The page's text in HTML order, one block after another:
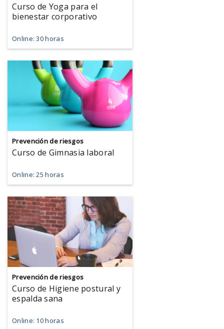
Curso de Yoga para el
bienestar corporativo
Online: 30 horas
Prevención de riesgos
Curso de Gimnasia laboral
Online: 25 horas
Prevención de riesgos
Curso de Higiene postural y
espalda sana
Online: 10 horas